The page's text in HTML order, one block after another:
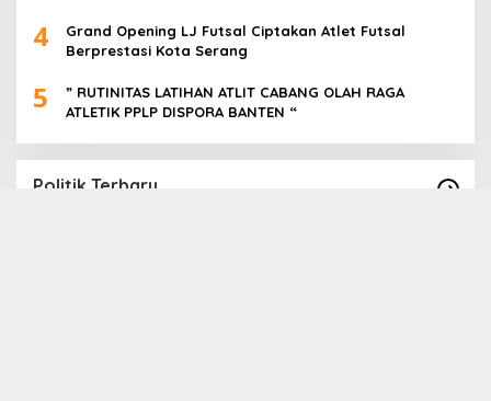
4
Grand Opening LJ Futsal Ciptakan Atlet Futsal
Berprestasi Kota Serang
5
” RUTINITAS LATIHAN ATLIT CABANG OLAH RAGA
ATLETIK PPLP DISPORA BANTEN “
Politik Terbaru